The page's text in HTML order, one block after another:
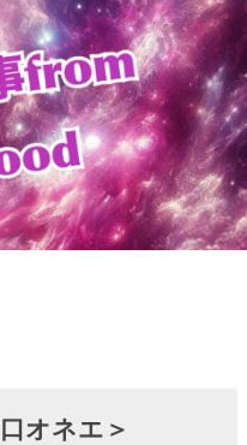
オネエ＞